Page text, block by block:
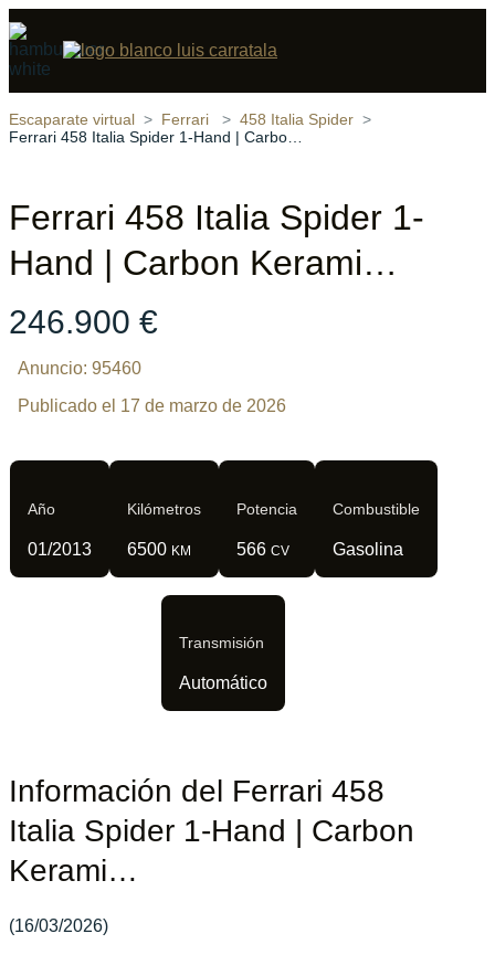
‹ ›
Compartir
Escaparate virtual Ferrari
458 Italia Spider
Ferrari 458 Italia Spider 1-
Hand | Carbon Kerami…
246.900 €
Anuncio: 95460
Publicado el 17 de marzo de 2026
Año
01/2013
Kilómetros
6500 KM
Potencia
566 CV
Combustible
Gasolina
Transmisión
Automático
Información del Ferrari 458
Italia Spider 1-Hand | Carbon
Kerami…
(16/03/2026)